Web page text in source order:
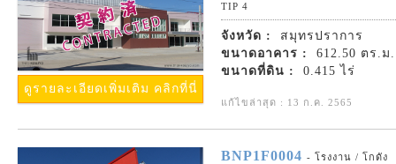
ดูรายละเอียดเพิ่มเติม คลิกที่นี่
TIP 4
จังหวัด :
สมุทรปราการ
ขนาดอาคาร :
612.50 ตร.ม.
ขนาดที่ดิน :
0.415 ไร่
แก้ไขล่าสุด : 13 ก.ค. 2565
BNP1F0004 - โรงงาน / โกดัง